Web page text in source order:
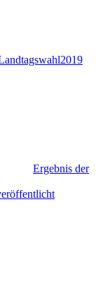
Ergebnis der